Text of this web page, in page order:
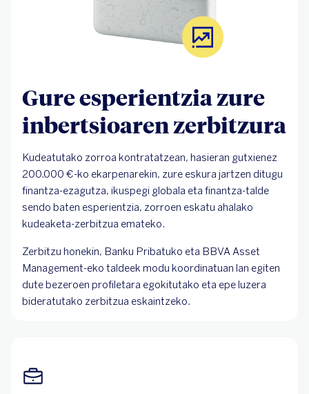
Gure esperientzia zure
inbertsioaren zerbitzura
Kudeatutako zorroa kontratatzean, hasieran gutxienez
200.000 €-ko ekarpenarekin, zure eskura jartzen ditugu
finantza-ezagutza, ikuspegi globala eta finantza-talde
sendo baten esperientzia, zorroen eskatu ahalako
kudeaketa-zerbitzua emateko.
Zerbitzu honekin, Banku Pribatuko eta BBVA Asset
Management-eko taldeek modu koordinatuan lan egiten
dute bezeroen profiletara egokitutako eta epe luzera
bideratutako zerbitzua eskaintzeko.